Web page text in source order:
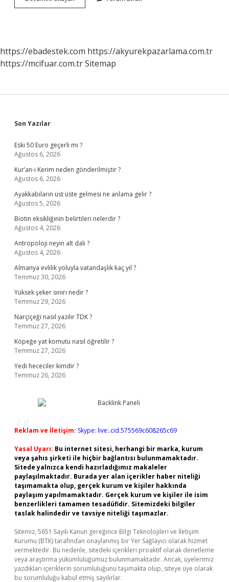
Demir
Yapar
https://ebadestek.com https://akyurekpazarlama.com.tr
https://mcifuar.com.trSitemap
Sidebar
Son Yazılar
Eski 50 Euro geçerli mi ?
Ağustos 6, 2026
Kur’an-ı Kerim neden gönderilmiştir ?
Ağustos 6, 2026
Ayakkabıların üst üste gelmesi ne anlama gelir ?
Ağustos 5, 2026
Biotin eksikliğinin belirtileri nelerdir ?
Ağustos 4, 2026
Antropoloji neyin alt dalı ?
Ağustos 4, 2026
Almanya evlilik yoluyla vatandaşlık kaç yıl ?
Temmuz 30, 2026
Yüksek şeker sınırı nedir ?
Temmuz 29, 2026
Narçiçeği nasıl yazılır TDK ?
Temmuz 27, 2026
Köpeğe yat komutu nasıl öğretilir ?
Temmuz 27, 2026
Yedi hececiler kimdir ?
Temmuz 26, 2026
Reklam ve İletişim: Skype: live:.cid.575569c608265c69
Yasal Uyarı: Bu internet sitesi, herhangi bir marka, kurum
veya şahıs şirketi ile hiçbir bağlantısı bulunmamaktadır.
Sitede yalnızca kendi hazırladığımız makaleler
paylaşılmaktadır. Burada yer alan içerikler haber niteliği
taşımamakta olup, gerçek kurum ve kişiler hakkında
paylaşım yapılmamaktadır. Gerçek kurum ve kişiler ile isim
benzerlikleri tamamen tesadüfidir. Sitemizdeki bilgiler
taslak halindedir ve tavsiye niteliği taşımazlar.
Sitemiz, 5651 Sayılı Kanun gereğince Bilgi Teknolojileri ve İletişim
Kurumu (BTK) tarafından onaylanmış bir Yer Sağlayıcı olarak hizmet
vermektedir. Bu nedenle, sitedeki içerikleri proaktif olarak denetleme
veya araştırma yükümlülüğümüz bulunmamaktadır. Ancak, üyelerimiz
yazdıkları içeriklerin sorumluluğunu taşımakta olup, siteye üye olarak
bu sorumluluğu kabul etmiş sayılırlar.